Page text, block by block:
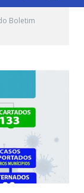
Boletim